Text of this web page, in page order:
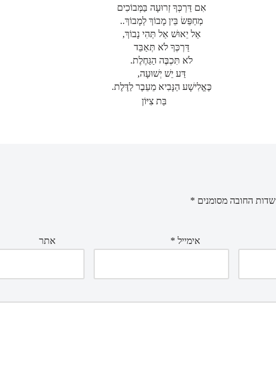
אִם דַּרְכְּךָ זְרוּעָה בַּמְּבוֹכִים
מְחַפֵּשׂ בֵּין מָבוֹךְ לְמָבוֹךְ..
אַל יֵאוּשׁ אַל תְּהִי נָבוֹךְ,
דַּרְכְּךָ לֹא תְּאַבֵּד
לֹא תִּכְבֶּה הַגַּחֶלֶת.
דַּע יֵשׁ יְשׁוּעָה,
כֶּאֱלִישָׁע הַנָּבִיא מֵעֵבֶר לַדֶּלֶת.
בַּת צִיּוֹן
שדות החובה מסומנים *
אימייל * אתר